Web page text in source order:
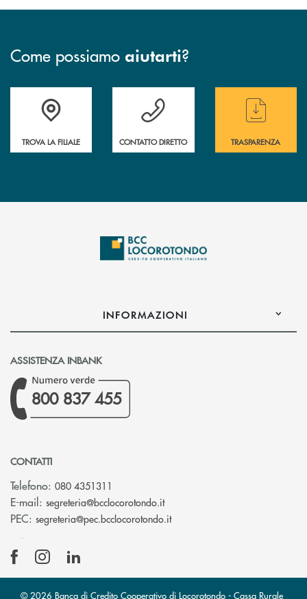
Come possiamo aiutarti?
Accedi all' elenco completo delle filiali
TROVA LA FILIALE
Hai bisogno di assistenza immediata ?
CONTATTO DIRETTO
Hai bisogno di
TRASPARENZA
INFORMAZIONI
ASSISTENZA INBANK
800 837 455
CONTATTI
Telefono: 080 4351311
E-mail: segreteria@bcclocorotondo.it(si apre l’app di posta
PEC: segreteria@pec.bcclocorotondo.it(si apre l’app di posta
© 2026 Banca di Credito Cooperativo di Locorotondo - Cassa Rurale